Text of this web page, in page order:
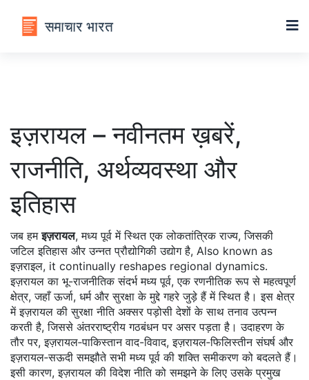
इज़रायल – नवीनतम ख़बरें,
राजनीति, अर्थव्यवस्था और
इतिहास
जब हमइज़रायल,मध्य पूर्व में स्थित एक लोकतांत्रिक राज्य, जिसकी
जटिल इतिहास और उन्नत प्रौद्योगिकी उद्योग है, Also known as
इज़राइल, it continually reshapes regional dynamics.
इज़रायल का भू-राजनीतिक संदर्भमध्य पूर्व,एक रणनीतिक रूप से महत्वपूर्ण
क्षेत्र, जहाँ ऊर्जा, धर्म और सुरक्षा के मुद्दे गहरे जुड़े हैंमें स्थित है। इस क्षेत्र
में इज़रायल की सुरक्षा नीति अक्सर पड़ोसी देशों के साथ तनाव उत्पन्न
करती है, जिससे अंतरराष्ट्रीय गठबंधन पर असर पड़ता है। उदाहरण के
तौर पर, इज़रायल‑पाकिस्तान वाद-विवाद, इज़रायल‑फिलिस्तीन संघर्ष और
इज़रायल‑सऊदी समझौते सभी मध्य पूर्व की शक्ति समीकरण को बदलते हैं।
इसी कारण, इज़रायल की विदेश नीति को समझने के लिए उसके प्रमुख